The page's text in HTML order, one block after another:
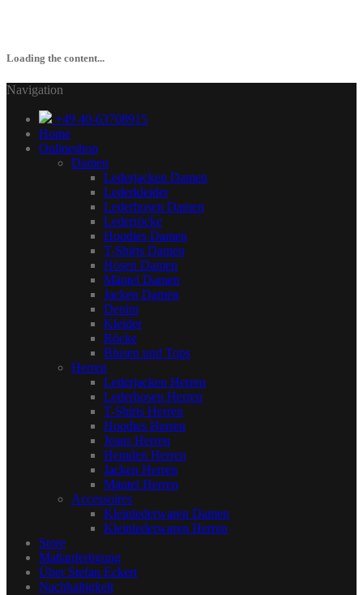
Loading the content...
Navigation
+49 40-63708915
Home
Onlineshop
Damen
Lederjacken Damen
Lederkleider
Lederhosen Damen
Lederröcke
Hoodies Damen
T-Shirts Damen
Hosen Damen
Mäntel Damen
Jacken Damen
Denim
Kleider
Röcke
Blusen und Tops
Herren
Lederjacken Herren
Lederhosen Herren
T-Shirts Herren
Hoodies Herren
Jeans Herren
Hemden Herren
Jacken Herren
Mäntel Herren
Accessoires
Kleinlederwaren Damen
Kleinlederwaren Herren
Store
Maßanfertigung
Über Stefan Eckert
Nachhaltigkeit